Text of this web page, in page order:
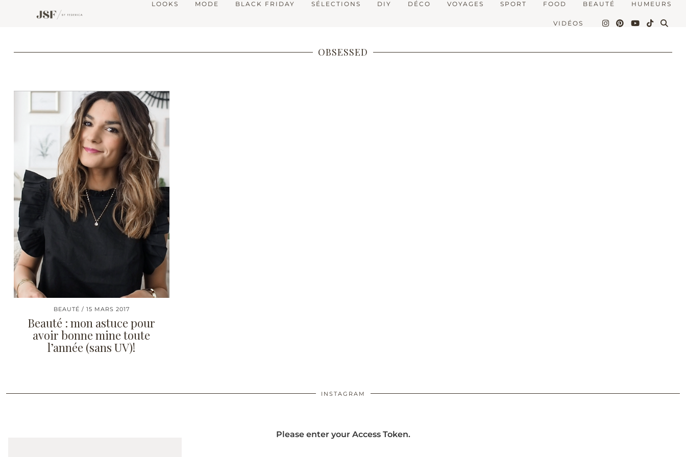
LOOKS MODE BLACK FRIDAY SÉLECTIONS DIY DÉCO VOYAGES SPORT FOOD BEAUTÉ HUMEURS
VIDÉOS
OBSESSED
BEAUTÉ 15 MARS 2017
Beauté : mon astuce pour
avoir bonne mine toute
l’année (sans UV)!
INSTAGRAM
Please enter your Access Token.